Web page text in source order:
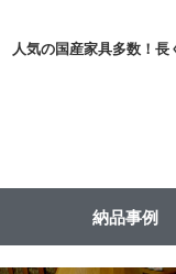
人気の国産家具多数！
納品事例